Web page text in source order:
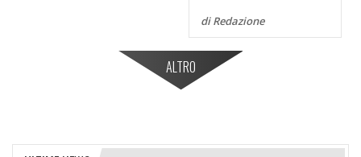
di Redazione
ALTRO